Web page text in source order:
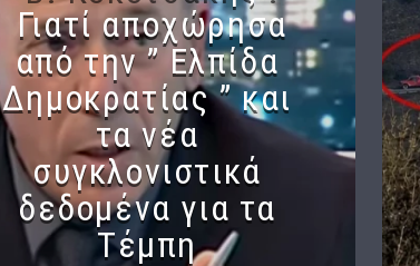
Γιατί αποχώρησα
από την ” Ελπίδα
Δημοκρατίας ” και
τα νέα
συγκλονιστικά
δεδομένα για τα
Τέμπη